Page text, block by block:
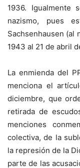
1936.
nazismo, pues
Sachsenhausen (al
1943 al 21 de abril
La enmienda del
menciona el
diciembre, que
retirada de
menciones
colectiva, de la
la represión de la
parte de las